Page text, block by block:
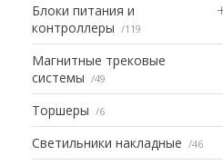
Блоки питания и
контроллеры
119
Магнитные трековые
системы
49
Торшеры 6
Светильники накладные 46